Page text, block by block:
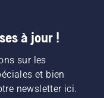
à jour !
sur les
et bien
newsletter ici.